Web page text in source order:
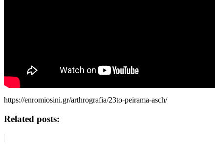
https://enromiosini.gr/arthrografia/23to-peirama-asch/
Related posts: